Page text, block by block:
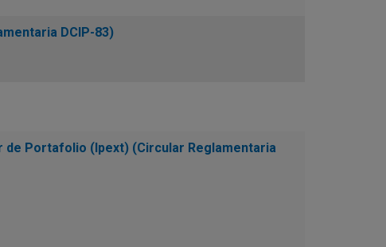
DCIP-83)
Portafolio (Ipext) (Circular Reglamentaria